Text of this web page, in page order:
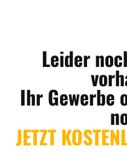
Leider
Ihr Gewerbe
JETZT